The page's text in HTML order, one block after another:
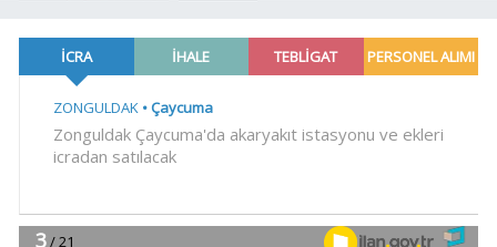
operasyonda 253 kilo esrar ele
geçirildi
18:06İzmir Karabağlar Meclisi'nde